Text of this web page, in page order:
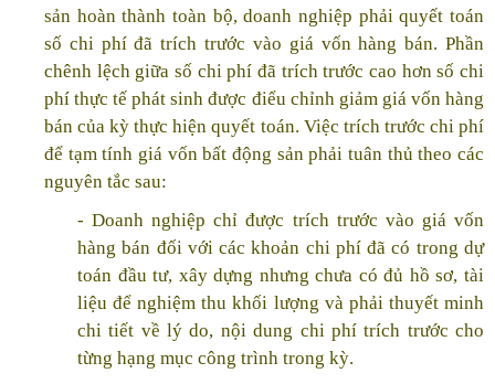
sản hoàn thành toàn bộ, doanh nghiệp phải quyết toán
số chi phí đã trích trước vào giá vốn hàng bán. Phần
chênh lệch giữa số chi phí đã trích trước cao hơn số chi
phí thực tế phát sinh được điểu chỉnh giảm giá vốn hàng
bán của kỳ thực hiện quyết toán. Việc trích trước chi phí
để tạm tính giá vốn bất động sản phải tuân thủ theo các
nguyên tắc sau:
- Doanh nghiệp chỉ được trích trước vào giá vốn
hàng bán đối với các khoản chi phí đã có trong dự
toán đầu tư, xây dựng nhưng chưa có đủ hồ sơ, tài
liệu để nghiệm thu khối lượng và phải thuyết minh
chi tiết về lý do, nội dung chi phí trích trước cho
từng hạng mục công trình trong kỳ.